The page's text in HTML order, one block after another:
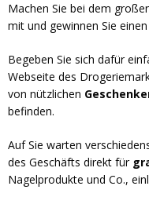
Machen Sie bei dem
mit und gewinnen Sie einen
Begeben Sie sich dafür
Webseite des
von nützlichen
befinden.
Auf Sie warten
des Geschäfts direkt für
Nagelprodukte und Co.,